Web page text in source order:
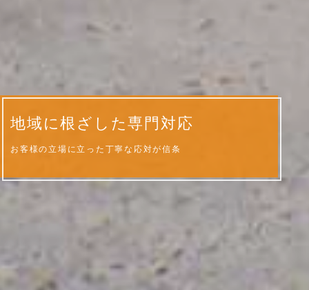
地域に根ざした専門対応
お客様の立場に立った丁寧な応対が信条